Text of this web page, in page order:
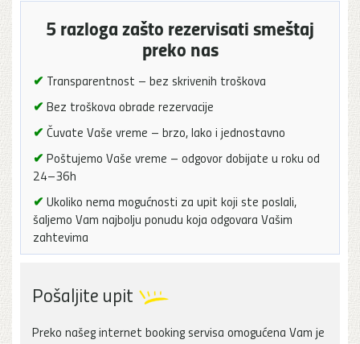
5 razloga zašto rezervisati smeštaj
preko nas
✔ Transparentnost – bez skrivenih troškova
✔ Bez troškova obrade rezervacije
✔ Čuvate Vaše vreme – brzo, lako i jednostavno
✔ Poštujemo Vaše vreme – odgovor dobijate u roku od
24–36h
✔ Ukoliko nema mogućnosti za upit koji ste poslali,
šaljemo Vam najbolju ponudu koja odgovara Vašim
zahtevima
Pošaljite upit
Preko našeg internet booking servisa omogućena Vam je